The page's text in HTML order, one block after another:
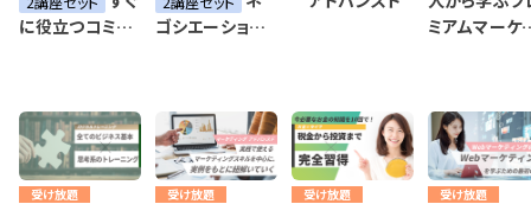
に役立つコミュ
ゴシエーショ
ミアムマーケ
受け放題 受け放題 受け放題 受け放題